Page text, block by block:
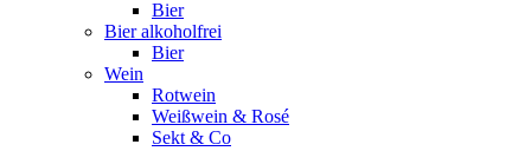
Bier
Bier alkoholfrei
Bier
Wein
Rotwein
Weißwein & Rosé
Sekt & Co